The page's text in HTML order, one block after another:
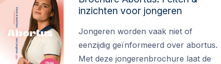
inzichten voor jongeren
Jongeren worden vaak niet of
eenzijdig geïnformeerd over abortus.
Met deze jongerenbrochure laat de